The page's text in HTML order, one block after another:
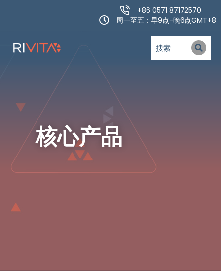
+86 0571 87172570
周一至五：早9点-晚6点GMT+8
核心产品